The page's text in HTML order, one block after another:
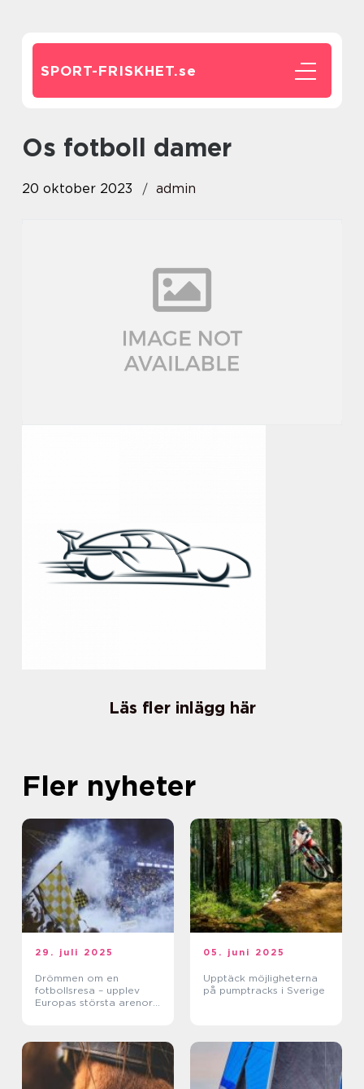
SPORT-FRISKHET.se
os fotboll damer
20 oktober 2023 admin
Läs fler inlägg här
Fler nyheter
29. juli 2025
Drömmen om en
fotbollsresa – upplev
Europas största arenor
05. juni 2025
Upptäck möjligheterna
på pumptracks i Sverige